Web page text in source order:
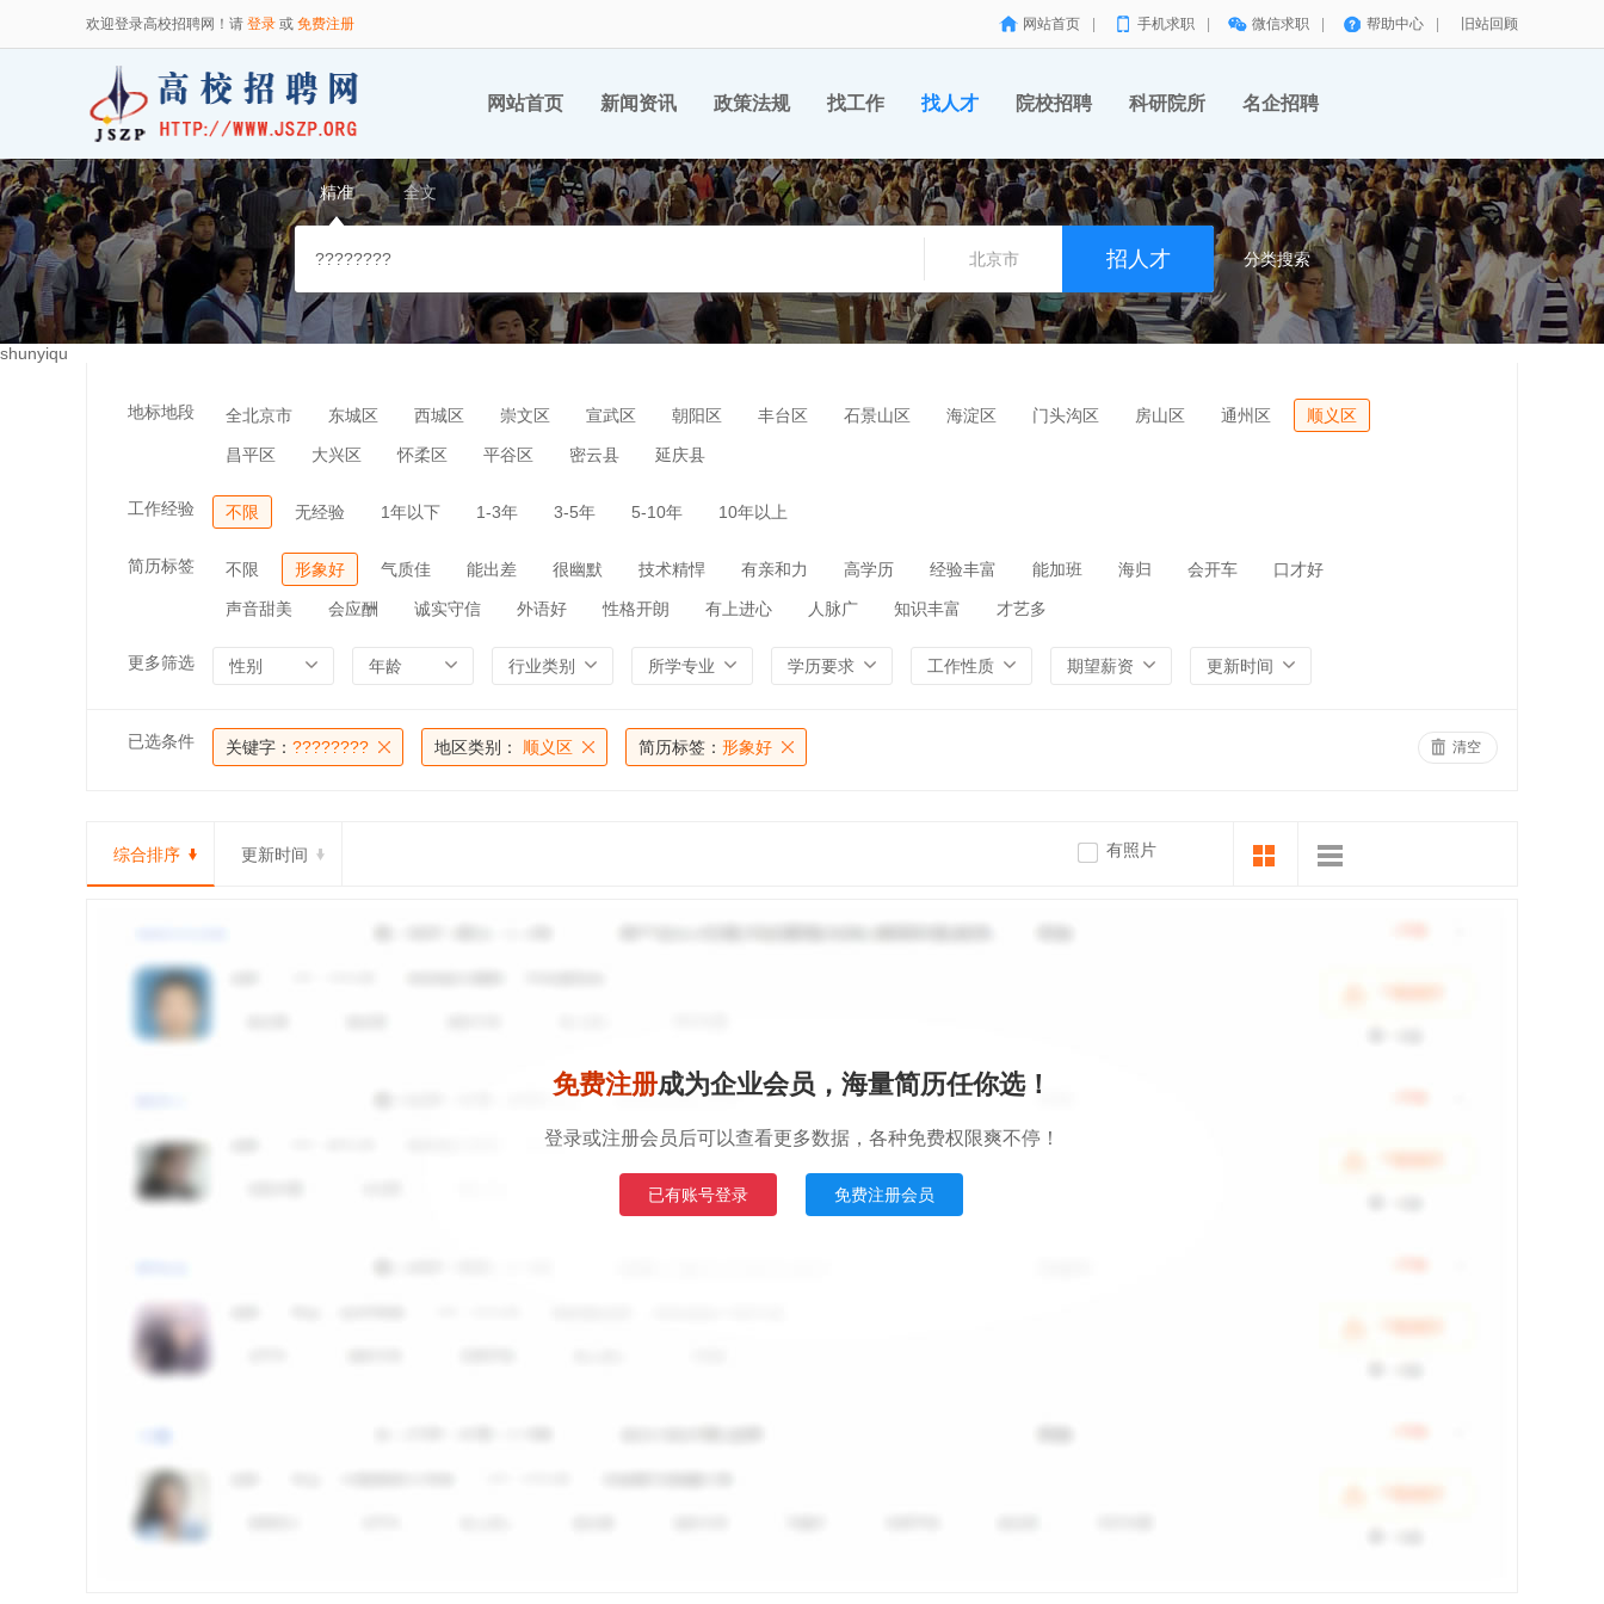
欢迎登录高校招聘网！请 登录 或 免费注册 网站首页 手机求职 微信求职 帮助中心 旧站回顾
网站首页 新闻资讯 政策法规 找工作 找人才 院校招聘 科研院所 名企招聘
精准 全文
北京市 分类搜索
shunyiqu
地标地段 全北京市 东城区 西城区 崇文区 宣武区 朝阳区 丰台区 石景山区 海淀区 门头沟区 房山区 通州区 顺义区
昌平区 大兴区 怀柔区 平谷区 密云县 延庆县
工作经验 不限 无经验 1年以下 1-3年 3-5年 5-10年 10年以上
简历标签 不限 形象好 气质佳 能出差 很幽默 技术精悍 有亲和力 高学历 经验丰富 能加班 海归 会开车 口才好
声音甜美 会应酬 诚实守信 外语好 性格开朗 有上进心 人脉广 知识丰富 才艺多
更多筛选 性别 年龄 行业类别 所学专业 学历要求 工作性质 期望薪资 更新时间
已选条件 关键字： ???????? 地区类别： 顺义区 简历标签： 形象好 清空
综合排序 更新时间 有照片
免费注册成为企业会员，海量简历任你选！
登录或注册会员后可以查看更多数据，各种免费权限爽不停！
已有账号登录 免费注册会员